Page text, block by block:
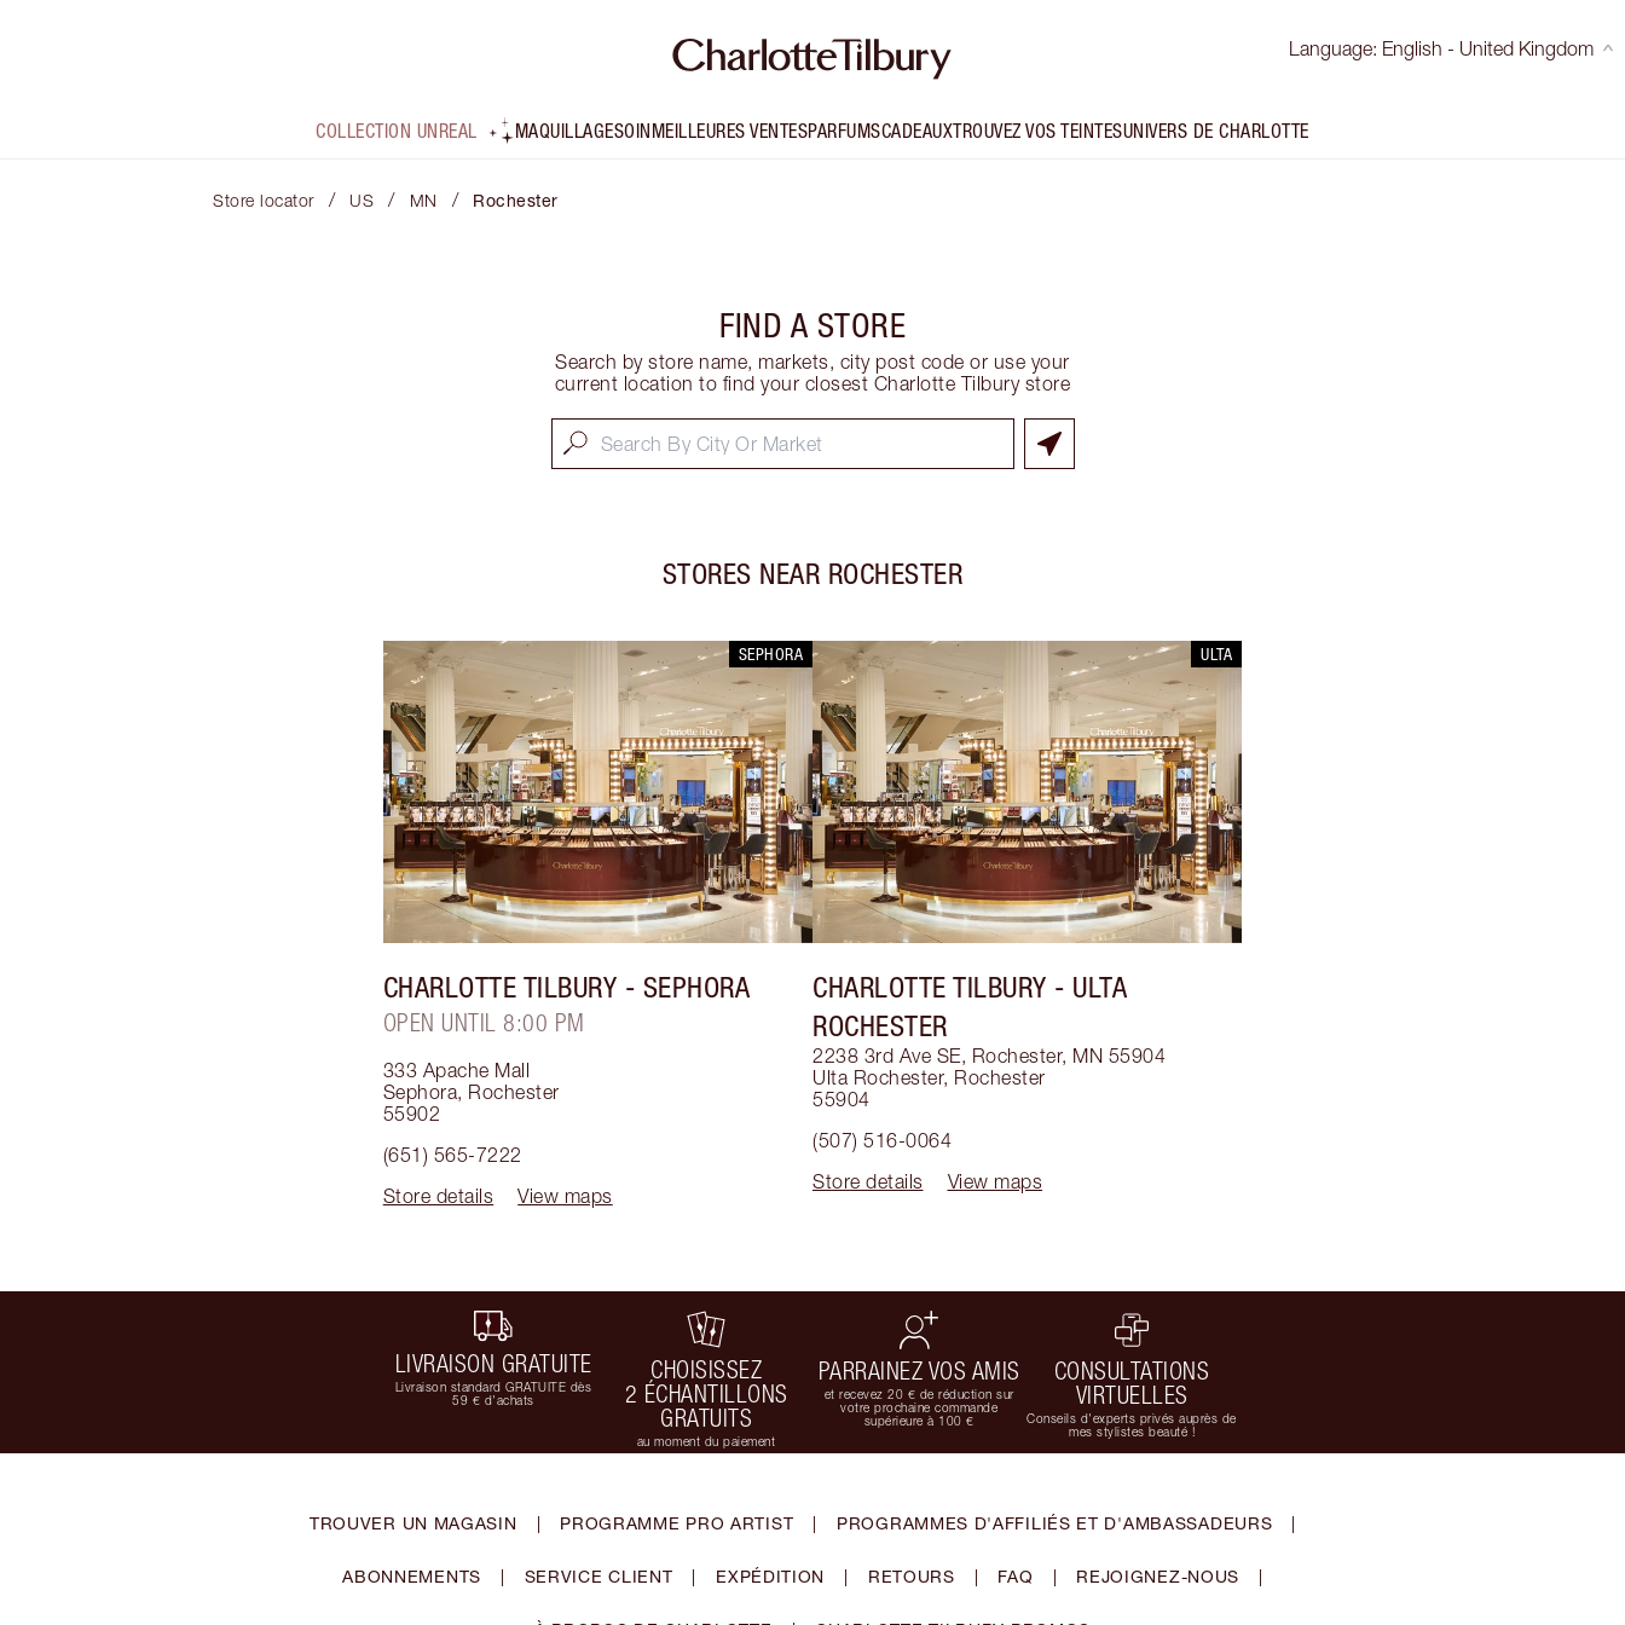
Language: English - United Kingdom
COLLECTION UNREAL MAQUILLAGESOINMEILLEURES VENTESPARFUMSCADEAUXTROUVEZ VOS TEINTESUNIVERS DE CHARLOTTE
Store locator / US / MN / Rochester
FIND A STORE
Search by store name, markets, city post code or use your
current location to find your closest Charlotte Tilbury store
STORES NEAR ROCHESTER
SEPHORA
CHARLOTTE TILBURY - SEPHORA
OPEN UNTIL 8:00 PM
333 Apache Mall
Sephora, Rochester
55902
(651) 565-7222
Store details
View maps
ULTA
CHARLOTTE TILBURY - ULTA
ROCHESTER
2238 3rd Ave SE, Rochester, MN 55904
Ulta Rochester, Rochester
55904
(507) 516-0064
Store details
View maps
LIVRAISON GRATUITE
Livraison standard GRATUITE dès
59 € d'achats
CHOISISSEZ
2 ÉCHANTILLONS
GRATUITS
au moment du paiement
PARRAINEZ VOS AMIS
et recevez 20 € de réduction sur
votre prochaine commande
supérieure à 100 €
CONSULTATIONS
VIRTUELLES
Conseils d'experts privés auprès de
mes stylistes beauté !
TROUVER UN MAGASIN | PROGRAMME PRO ARTIST | PROGRAMMES D'AFFILIÉS ET D'AMBASSADEURS |
ABONNEMENTS | SERVICE CLIENT | EXPÉDITION | RETOURS | FAQ | REJOIGNEZ-NOUS |